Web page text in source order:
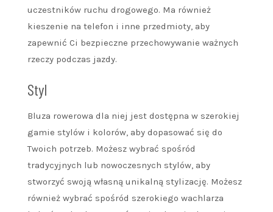
uczestników ruchu drogowego. Ma również
kieszenie na telefon i inne przedmioty, aby
zapewnić Ci bezpieczne przechowywanie ważnych
rzeczy podczas jazdy.
Styl
Bluza rowerowa dla niej jest dostępna w szerokiej
gamie stylów i kolorów, aby dopasować się do
Twoich potrzeb. Możesz wybrać spośród
tradycyjnych lub nowoczesnych stylów, aby
stworzyć swoją własną unikalną stylizację. Możesz
również wybrać spośród szerokiego wachlarza